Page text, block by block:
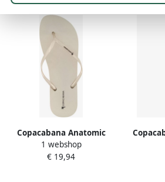
Copacabana Anatomic
Classic II dames
teenslippers beige
1 webshop
€ 19,94